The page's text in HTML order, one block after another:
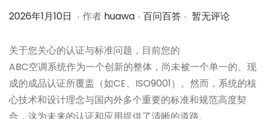
作
2026年1月10日 2
2
6
年
1
月
. 作者 huawa . 作
百问百答 . 暂无评论
关于您关心的认证与标准问题，目前您的
ABC空调系统作为一个创新的整体，尚未被一个单一的、现
成的成品认证所覆盖（如CE、ISO9001）。然而，系统的核
心技术和设计理念与国内外多个重要的标准和规范高度契